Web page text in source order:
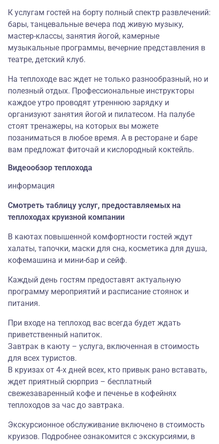
К услугам гостей на борту полный спектр развлечений:
бары, танцевальные вечера под живую музыку,
мастер-классы, занятия йогой, камерные
музыкальные программы, вечерние представления в
театре, детский клуб.
На теплоходе вас ждет не только разнообразный, но и
полезный отдых. Профессиональные инструкторы
каждое утро проводят утреннюю зарядку и
организуют занятия йогой и пилатесом. На палубе
стоят тренажеры, на которых вы можете
позаниматься в любое время. А в ресторане и баре
вам предложат фиточай и кислородный коктейль.
Видеообзор теплохода
информация
Смотреть таблицу услуг, предоставляемых на
теплоходах круизной компании
В каютах повышенной комфортности гостей ждут
халаты, тапочки, маски для сна, косметика для душа,
кофемашина и мини-бар и сейф.
Каждый день гостям предоставят актуальную
программу мероприятий и расписание стоянок и
питания.
При входе на теплоход вас всегда будет ждать
приветственный напиток.
Завтрак в каюту – услуга, включенная в стоимость
для всех туристов.
В круизах от 4-х дней всех, кто привык рано вставать,
ждет приятный сюрприз – бесплатный
свежезаваренный кофе и печенье в кофейнях
теплоходов за час до завтрака.
Экскурсионное обслуживание включено в стоимость
круизов. Подробнее ознакомится с экскурсиями, в